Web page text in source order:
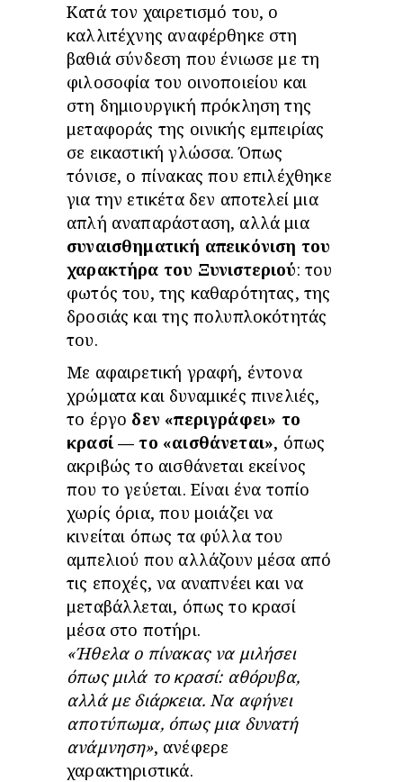
Κατά τον χαιρετισμό του, ο
καλλιτέχνης αναφέρθηκε στη
βαθιά σύνδεση που ένιωσε με τη
φιλοσοφία του οινοποιείου και
στη δημιουργική πρόκληση της
μεταφοράς της οινικής εμπειρίας
σε εικαστική γλώσσα. Όπως
τόνισε, ο πίνακας που επιλέχθηκε
για την ετικέτα δεν αποτελεί μια
απλή αναπαράσταση, αλλά μια
συναισθηματική απεικόνιση του
χαρακτήρα του Ξυνιστεριού: του
φωτός του, της καθαρότητας, της
δροσιάς και της πολυπλοκότητάς
του.
Με αφαιρετική γραφή, έντονα
χρώματα και δυναμικές πινελιές,
το έργο δεν «περιγράφει» το
κρασί — το «αισθάνεται», όπως
ακριβώς το αισθάνεται εκείνος
που το γεύεται. Είναι ένα τοπίο
χωρίς όρια, που μοιάζει να
κινείται όπως τα φύλλα του
αμπελιού που αλλάζουν μέσα από
τις εποχές, να αναπνέει και να
μεταβάλλεται, όπως το κρασί
μέσα στο ποτήρι.
«Ήθελα ο πίνακας να μιλήσει
όπως μιλά το κρασί: αθόρυβα,
αλλά με διάρκεια. Να αφήνει
αποτύπωμα, όπως μια δυνατή
ανάμνηση», ανέφερε
χαρακτηριστικά.